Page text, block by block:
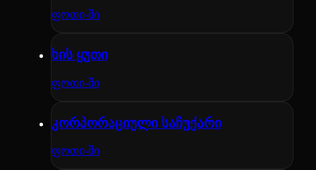
ფოთი-ში
ხის ყუთი
ფოთი-ში
კორპორაციული საჩუქარი
ფოთი-ში